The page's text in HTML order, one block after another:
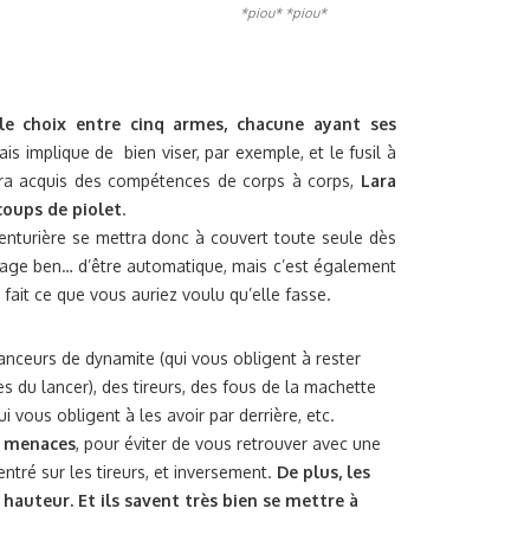
*piou* *piou*
choix entre cinq armes, chacune ayant ses
implique de bien viser, par exemple, et le fusil à
acquis des compétences de corps à corps, Lara
de piolet.
se mettra donc à couvert toute seule dès
ben… d’être automatique, mais c’est également
ce que vous auriez voulu qu’elle fasse.
de dynamite (qui vous obligent à rester
du lancer), des tireurs, des fous de la machette
vous obligent à les avoir par derrière, etc.
, pour éviter de vous retrouver avec une
sur les tireurs, et inversement. De plus, les
Et ils savent très bien se mettre à